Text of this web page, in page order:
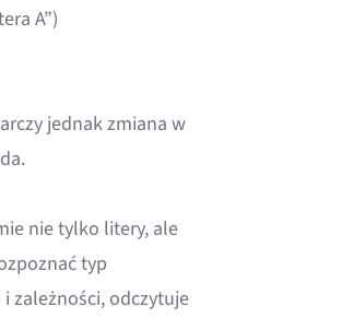
A”)
jednak zmiana w
nie tylko litery, ale
typ
zależności, odczytuje